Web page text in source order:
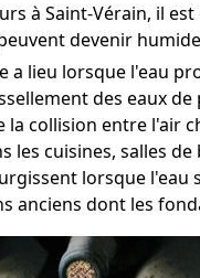
à Saint-Vérain, il
devenir
a lieu lorsque l'eau
des eaux
la collision entre l'air
cuisines, salles
lorsque l'eau
anciens dont les